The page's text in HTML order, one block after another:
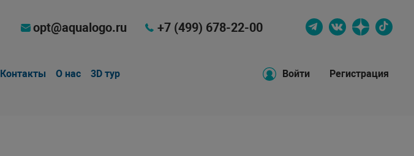
opt@aqualogo.ru +7 (499) 678-22-00
Контакты О нас 3D тур Войти Регистрация